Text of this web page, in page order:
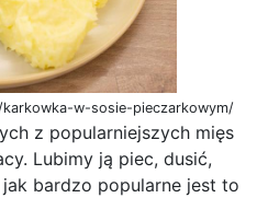
w-sosie-pieczarkowym/
z popularniejszych mięs
Lubimy ją piec, dusić,
bardzo popularne jest to